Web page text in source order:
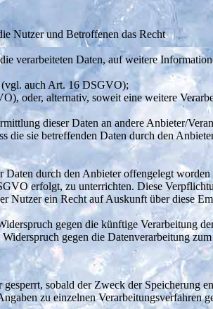
Nutzer und Betroffenen das Recht
verarbeiteten Daten, auf weitere
(vgl. auch Art. 16 DSGVO);
oder, alternativ, soweit eine weitere
dieser Daten an andere Anbieter/
sie betreffenden Daten durch den
durch den Anbieter offengelegt
erfolgt, zu unterrichten. Diese
Nutzer ein Recht auf Auskunft über diese
gegen die künftige Verarbeitung
gegen die Datenverarbeitung
sobald der Zweck der Speicherung
zu einzelnen Verarbeitungsverfahren